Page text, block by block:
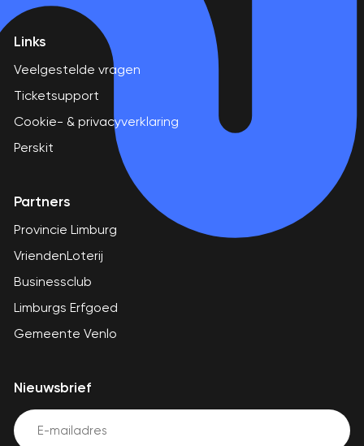
Links
Veelgestelde vragen
Ticketsupport
Cookie- & privacyverklaring
Perskit
Partners
Provincie Limburg
VriendenLoterij
Businessclub
Limburgs Erfgoed
Gemeente Venlo
Nieuwsbrief
Email
(Vereist)